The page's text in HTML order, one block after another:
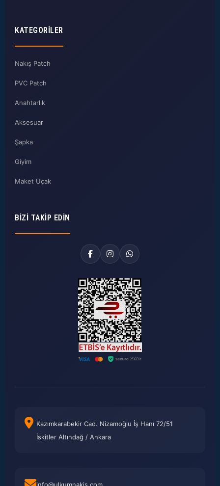
KATEGORILER
Nakış Patch
PVC Patch
Anahtarlık
Aksesuar
Şapka
Giyim
Maket Uçak
BIZI TAKIP EDIN
Kazımkarabekir Cad. Nizamoğlu İş Hanı 72/51
İskitler Altındağ / Ankara